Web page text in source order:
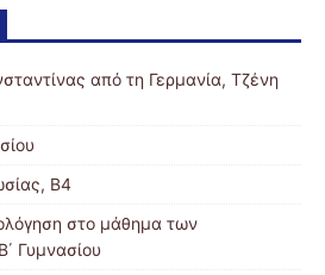
από τη Γερμανία, Τζένη
Β4
στο μάθημα των
Γυμνασίου